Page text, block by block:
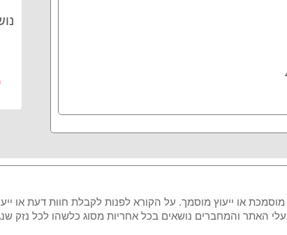
או ייעוץ מוסמך. על הקורא לפנות לקבלת חוות דעת או
האתר והמחברים נושאים בכל אחריות מסוג כלשהו לכל